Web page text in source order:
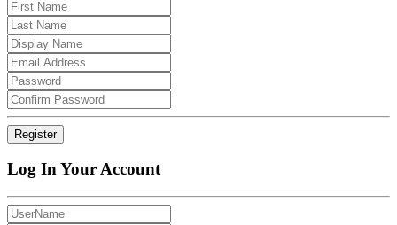
Log In Your Account